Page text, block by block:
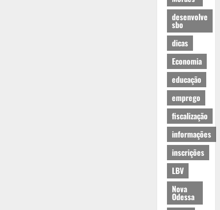
desenvolve
sbo
dicas
Economia
educação
emprego
fiscalização
informações
inscrições
LBV
Nova
Odessa